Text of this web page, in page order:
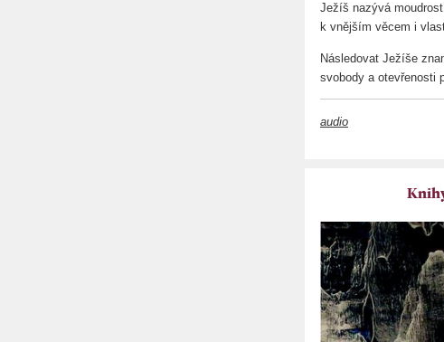
Ježíš nazývá
k vnějším věcem i
Následovat Ježíše
svobody a otevřenosti
audio